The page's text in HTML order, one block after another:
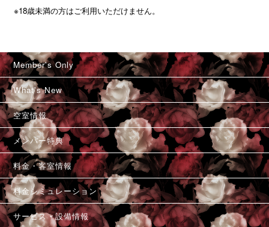
※18歳未満の方はご利用いただけません。
Member's Only
What's New
空室情報
メンバー特典
料金・客室情報
料金シミュレーション
サービス・設備情報